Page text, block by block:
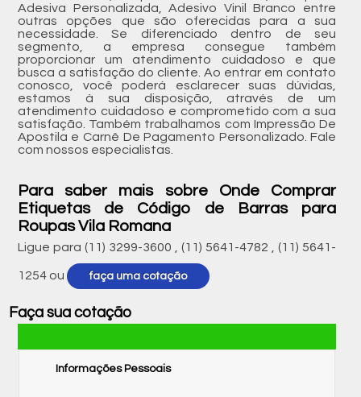
Adesiva Personalizada, Adesivo Vinil Branco entre
outras opções que são oferecidas para a sua
necessidade. Se diferenciado dentro de seu
segmento, a empresa consegue também
proporcionar um atendimento cuidadoso e que
busca a satisfação do cliente. Ao entrar em contato
conosco, você poderá esclarecer suas dúvidas,
estamos à sua disposição, através de um
atendimento cuidadoso e comprometido com a sua
satisfação. Também trabalhamos com Impressão De
Apostila e Carnê De Pagamento Personalizado. Fale
com nossos especialistas.
Para saber mais sobre Onde Comprar
Etiquetas de Código de Barras para
Roupas Vila Romana
Ligue para (11) 3299-3600 ,(11) 5641-4782 ,(11) 5641-
1254 ou faça uma cotação
Faça sua cotação
Informações Pessoais